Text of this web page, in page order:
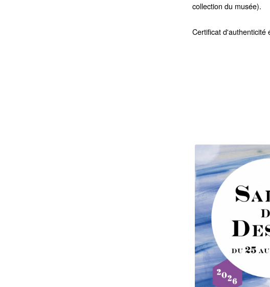
collection du musée).
Certificat d'authenticité